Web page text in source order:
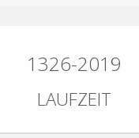
1326-2019
LAUFZEIT